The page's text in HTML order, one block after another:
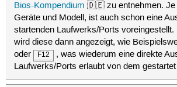
Bios-Kompendium 🇩🇪 zu entnehmen. Je
Geräte und Modell, ist auch schon eine
startenden Laufwerks/Ports
wird diese dann angezeigt, wie
oder F12
, was wiederum eine direkte
Laufwerks/Ports erlaubt von dem